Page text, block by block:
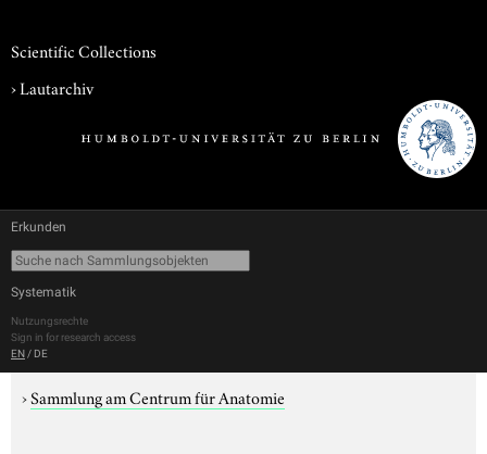
Scientific Collections
›Lautarchiv
Erkunden
Systematik
Nutzungsrechte
Sign in for research access
EN / DE
›Sammlung am Centrum für Anatomie